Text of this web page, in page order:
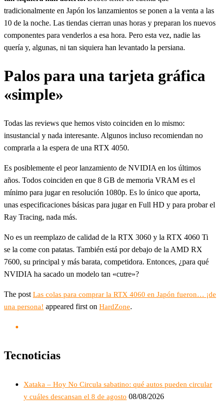
tradicionalmente en Japón los lanzamientos se ponen a la venta a las
10 de la noche. Las tiendas cierran unas horas y preparan los nuevos
componentes para venderlos a esa hora. Pero esta vez, nadie las
quería y, algunas, ni tan siquiera han levantado la persiana.
Palos para una tarjeta gráfica
«simple»
Todas las reviews que hemos visto coinciden en lo mismo:
insustancial y nada interesante. Algunos incluso recomiendan no
comprarla a la espera de una RTX 4050.
Es posiblemente el peor lanzamiento de NVIDIA en los últimos
años. Todos coinciden en que 8 GB de memoria VRAM es el
mínimo para jugar en resolución 1080p. Es lo único que aporta,
unas especificaciones básicas para jugar en Full HD y para probar el
Ray Tracing, nada más.
No es un reemplazo de calidad de la RTX 3060 y la RTX 4060 Ti
se la come con patatas. También está por debajo de la AMD RX
7600, su principal y más barata, competidora. Entonces, ¿para qué
NVIDIA ha sacado un modelo tan «cutre»?
The post Las colas para comprar la RTX 4060 en Japón fueron… ¡de
una persona! appeared first on HardZone.
Tecnoticias
Xataka – Hoy No Circula sabatino: qué autos pueden circular
y cuáles descansan el 8 de agosto 08/08/2026